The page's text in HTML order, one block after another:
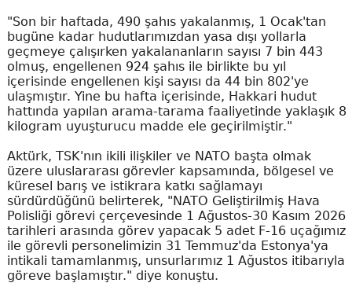
"Son bir haftada, 490 şahıs yakalanmış, 1 Ocak'tan
bugüne kadar hudutlarımızdan yasa dışı yollarla
geçmeye çalışırken yakalananların sayısı 7 bin 443
olmuş, engellenen 924 şahıs ile birlikte bu yıl
içerisinde engellenen kişi sayısı da 44 bin 802'ye
ulaşmıştır. Yine bu hafta içerisinde, Hakkari hudut
hattında yapılan arama-tarama faaliyetinde yaklaşık 8
kilogram uyuşturucu madde ele geçirilmiştir."
Aktürk, TSK'nın ikili ilişkiler ve NATO başta olmak
üzere uluslararası görevler kapsamında, bölgesel ve
küresel barış ve istikrara katkı sağlamayı
sürdürdüğünü belirterek, "NATO Geliştirilmiş Hava
Polisliği görevi çerçevesinde 1 Ağustos-30 Kasım 2026
tarihleri arasında görev yapacak 5 adet F-16 uçağımız
ile görevli personelimizin 31 Temmuz'da Estonya'ya
intikali tamamlanmış, unsurlarımız 1 Ağustos itibarıyla
göreve başlamıştır." diye konuştu.